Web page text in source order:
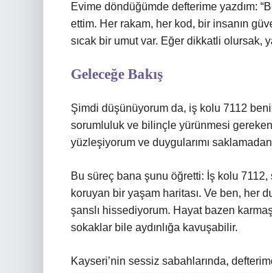
Evime döndüğümde defterime yazdım:
ettim. Her rakam, her kod, bir insanın
sıcak bir umut var. Eğer dikkatli olursak,
Geleceğe Bakış
Şimdi düşünüyorum da, iş kolu 7112
sorumluluk ve bilinçle yürünmesi
yüzleşiyorum ve duygularımı
Bu süreç bana şunu öğretti: İş kolu
koruyan bir yaşam haritası. Ve ben, her
şanslı hissediyorum. Hayat bazen
sokaklar bile aydınlığa kavuşabilir.
Kayseri’nin sessiz sabahlarında,